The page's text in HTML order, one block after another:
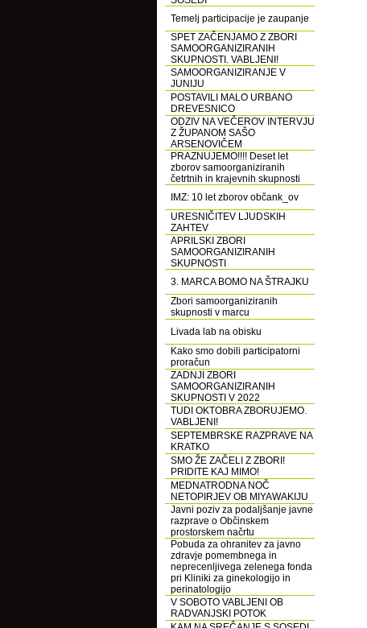
Temelj participacije je zaupanje
SPET ZAČENJAMO Z ZBORI
SAMOORGANIZIRANIH
SKUPNOSTI. VABLJENI!
SAMOORGANIZIRANJE V
JUNIJU
POSTAVILI MALO URBANO
DREVESNICO
ODZIV NA VEČEROV INTERVJU
Z ŽUPANOM SAŠO
ARSENOVIČEM
PRAZNUJEMO!!!! Deset let
zborov samoorganiziranih
četrtnih in krajevnih skupnosti
IMZ: 10 let zborov občank_ov
URESNIČITEV LJUDSKIH
ZAHTEV
APRILSKI ZBORI
SAMOORGANIZIRANIH
SKUPNOSTI
3. MARCA BOMO NA ŠTRAJKU
Zbori samoorganiziranih
skupnosti v marcu
Livada lab na obisku
Kako smo dobili participatorni
proračun
ZADNJI ZBORI
SAMOORGANIZIRANIH
SKUPNOSTI V 2022
TUDI OKTOBRA ZBORUJEMO.
VABLJENI!
SEPTEMBRSKE RAZPRAVE NA
KRATKO
SMO ŽE ZAČELI Z ZBORI!
PRIDITE KAJ MIMO!
MEDNATRODNA NOČ
NETOPIRJEV OB MIYAWAKIJU
Javni poziv za podaljšanje javne
razprave o Občinskem
prostorskem načrtu
Pobuda za ohranitev za javno
zdravje pomembnega in
neprecenljivega zelenega fonda
pri Kliniki za ginekologijo in
perinatologijo
V SOBOTO VABLJENI OB
RADVANJSKI POTOK